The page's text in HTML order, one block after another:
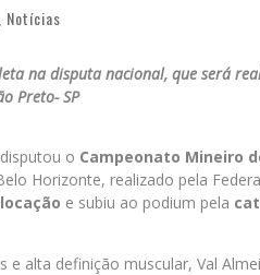
Notícias
na disputa nacional, que será
Preto- SP
o Campeonato Mineiro
Horizonte, realizado pela
e subiu ao podium pela
alta definição muscular, Val